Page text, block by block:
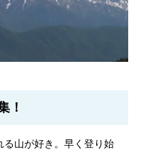
！
山が好き。早く登り始